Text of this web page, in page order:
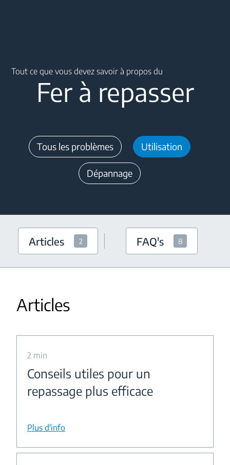
Tout ce que vous devez savoir à propos du
Fer à repasser
Tous les problèmes Utilisation
Dépannage
Articles 2 FAQ's 8
Articles
2 min
Conseils utiles pour un
repassage plus efficace
Plus d'info